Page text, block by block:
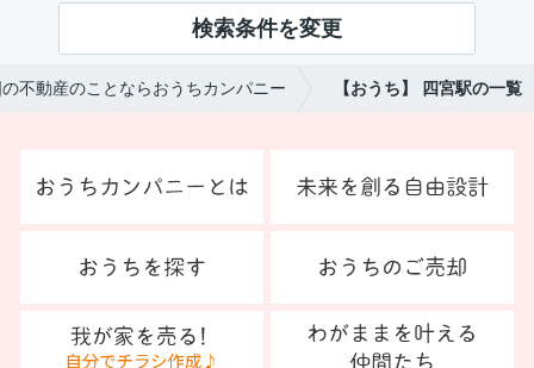
検索条件を変更
不動産のことならおうちカンパニー 【おうち】 四宮駅の一覧